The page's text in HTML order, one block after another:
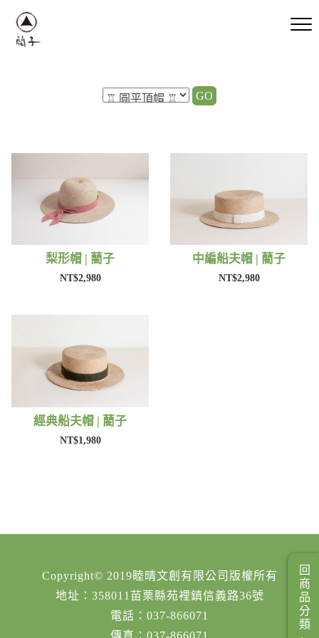
GO
梨形帽 | 藺子
NT$2,980
中編船夫帽 | 藺子
NT$2,980
經典船夫帽 | 藺子
NT$1,980
Copyright© 2019睦晴文創有限公司版權所有
地址：358011苗栗縣苑裡鎮信義路36號
電話：037-866071
傳真：037-866071
回商品分類